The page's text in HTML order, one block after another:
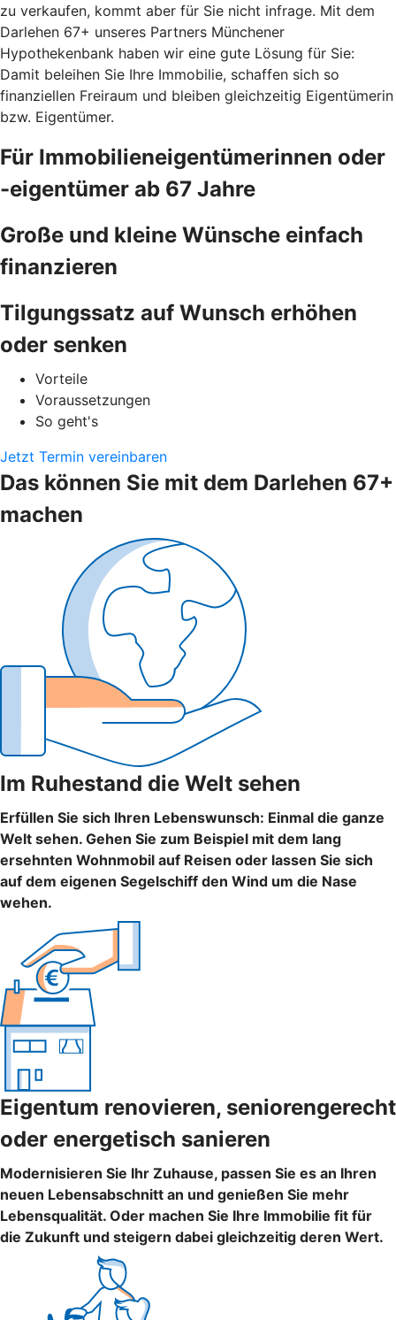
zu verkaufen, kommt aber für Sie nicht infrage. Mit dem
Darlehen 67+ unseres Partners Münchener
Hypothekenbank haben wir eine gute Lösung für Sie:
Damit beleihen Sie Ihre Immobilie, schaffen sich so
finanziellen Freiraum und bleiben gleichzeitig Eigentümerin
bzw. Eigentümer.
Für Immobilieneigentümerinnen oder
-eigentümer ab 67 Jahre
Große und kleine Wünsche einfach
finanzieren
Tilgungssatz auf Wunsch erhöhen
oder senken
Vorteile
Voraussetzungen
So geht's
Jetzt Termin vereinbaren
Das können Sie mit dem Darlehen 67+
machen
Im Ruhestand die Welt sehen
Erfüllen Sie sich Ihren Lebenswunsch: Einmal die ganze
Welt sehen. Gehen Sie zum Beispiel mit dem lang
ersehnten Wohnmobil auf Reisen oder lassen Sie sich
auf dem eigenen Segelschiff den Wind um die Nase
wehen.
Eigentum renovieren, seniorengerecht
oder energetisch sanieren
Modernisieren Sie Ihr Zuhause, passen Sie es an Ihren
neuen Lebensabschnitt an und genießen Sie mehr
Lebensqualität. Oder machen Sie Ihre Immobilie fit für
die Zukunft und steigern dabei gleichzeitig deren Wert.